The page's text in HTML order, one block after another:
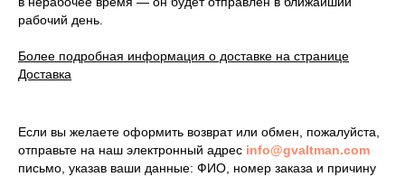
рабочий день.
Более подробная информация о доставке на странице
Доставка
Если вы желаете оформить возврат или обмен, пожалуйста,
отправьте на наш электронный адрес info@gvaltman.com
письмо, указав ваши данные: ФИО, номер заказа и причину